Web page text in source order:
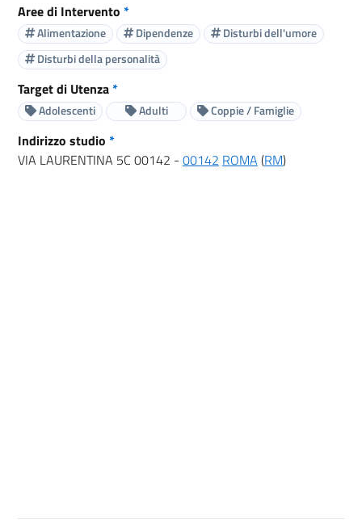
Aree di Intervento *
Alimentazione Dipendenze
Disturbi dell'umore
Disturbi della personalità
Target di Utenza*
Adolescenti Adulti Coppie / Famiglie
Indirizzo studio *
VIA LAURENTINA 5C 00142 - 00142 ROMA (RM)